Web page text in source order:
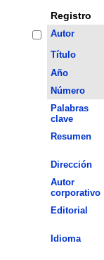
Registro
Autor
Título
Año
Número
Palabras
clave
Resumen
Dirección
Autor
corporativo
Editorial
Idioma